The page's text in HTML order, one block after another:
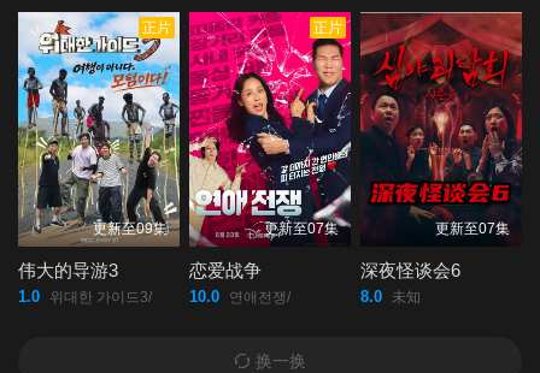
正片
更新至09集
伟大的导游3
1.0 위대한 가이드3/
正片
更新至07集
恋爱战争
10.0 연애전쟁/
更新至07集
深夜怪谈会6
8.0 未知
换一换